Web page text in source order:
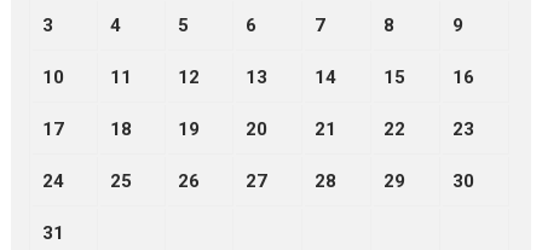
3 4 5 6 7 8 9
10 11 12 13 14 15 16
17 18 19 20 21 22 23
24 25 26 27 28 29 30
31